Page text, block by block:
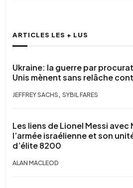
ARTICLES LES + LUS
Ukraine: la guerre par
Unis mènent sans relâche
JEFFREY SACHS , SYBIL FARES
Les liens de Lionel Messi
l’armée israélienne et son
d’élite 8200
ALAN MACLEOD